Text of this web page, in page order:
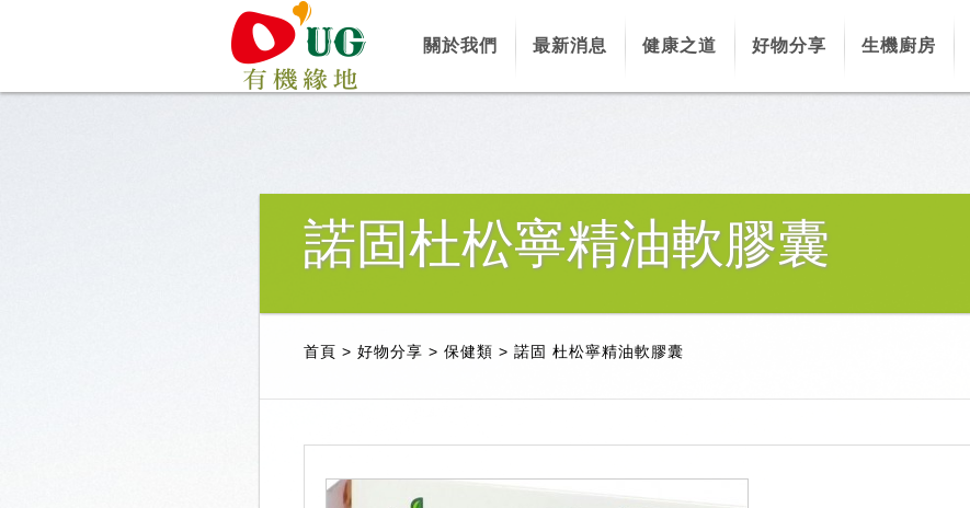
關於我們 最新消息 健康之道 好物分享 生機廚房
諾固杜松寧精油軟膠囊
首頁 > 好物分享 > 保健類 > 諾固 杜松寧精油軟膠囊